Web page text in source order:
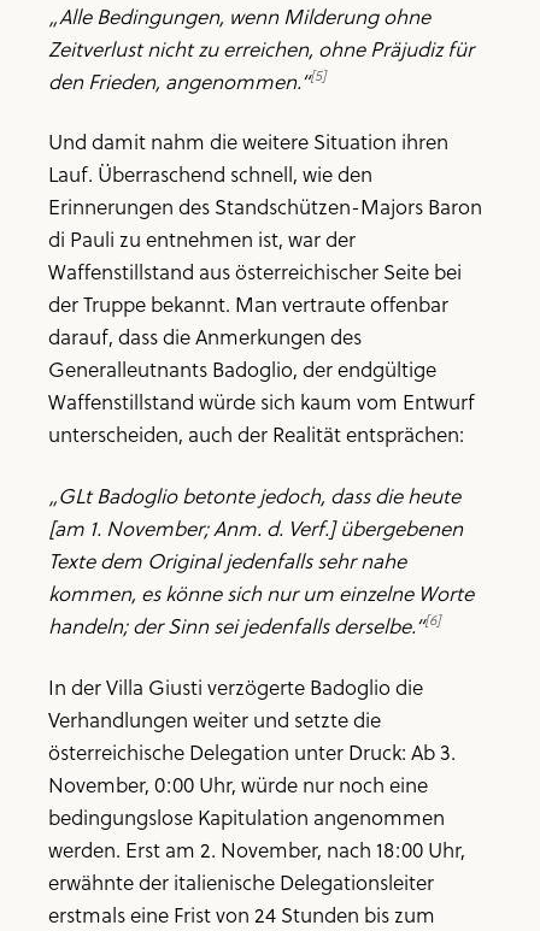
„Alle Bedingungen, wenn Milderung ohne
Zeitverlust nicht zu erreichen, ohne Präjudiz für
den Frieden, angenommen.“[5]
Und damit nahm die weitere Situation ihren
Lauf. Überraschend schnell, wie den
Erinnerungen des Standschützen-Majors Baron
di Pauli zu entnehmen ist, war der
Waffenstillstand aus österreichischer Seite bei
der Truppe bekannt. Man vertraute offenbar
darauf, dass die Anmerkungen des
Generalleutnants Badoglio, der endgültige
Waffenstillstand würde sich kaum vom Entwurf
unterscheiden, auch der Realität entsprächen:
„GLt Badoglio betonte jedoch, dass die heute
[am 1. November; Anm. d. Verf.] übergebenen
Texte dem Original jedenfalls sehr nahe
kommen, es könne sich nur um einzelne Worte
handeln; der Sinn sei jedenfalls derselbe.“[6]
In der Villa Giusti verzögerte Badoglio die
Verhandlungen weiter und setzte die
österreichische Delegation unter Druck: Ab 3.
November, 0:00 Uhr, würde nur noch eine
bedingungslose Kapitulation angenommen
werden. Erst am 2. November, nach 18:00 Uhr,
erwähnte der italienische Delegationsleiter
erstmals eine Frist von 24 Stunden bis zum